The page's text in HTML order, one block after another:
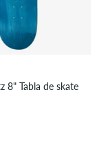
8" Tabla de skate